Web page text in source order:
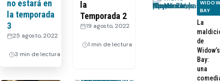
no estará en
la temporada
3
25 agosto, 2022
3 min de lectura
la
Temporada 2
19 agosto, 2022
1 min de lectura
BAY
La
de
Widow’s
Bay:
una